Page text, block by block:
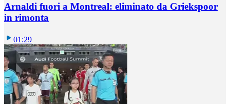
Arnaldi fuori a Montreal: eliminato da Griekspoor
in rimonta
01:29